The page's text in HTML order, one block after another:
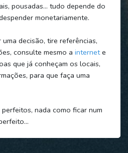
pousadas… tudo depende do
monetariamente.
decisão, tire referências,
consulte mesmo a internete
que já conheçam os locais,
para que faça uma
nada como ficar num